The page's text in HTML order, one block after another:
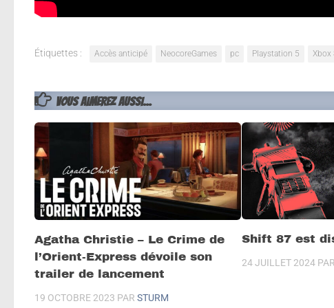
Étiquettes : Accès anticipé NeocoreGames pc Playstation 5 Xbox
VOUS AIMEREZ AUSSI...
Agatha Christie – Le Crime de
l’Orient-Express dévoile son
trailer de lancement
19 OCTOBRE 2023 PAR STURM
Shift 87 est
24 JUILLET 2024